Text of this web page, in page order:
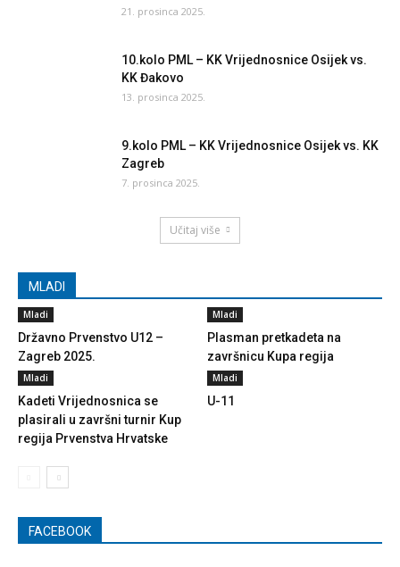
21. prosinca 2025.
10.kolo PML – KK Vrijednosnice Osijek vs.
KK Đakovo
13. prosinca 2025.
9.kolo PML – KK Vrijednosnice Osijek vs. KK
Zagreb
7. prosinca 2025.
Učitaj više
MLADI
Mladi
Državno Prvenstvo U12 –
Zagreb 2025.
Mladi
Plasman pretkadeta na
završnicu Kupa regija
Mladi
Kadeti Vrijednosnica se
plasirali u završni turnir Kup
regija Prvenstva Hrvatske
Mladi
U-11
FACEBOOK